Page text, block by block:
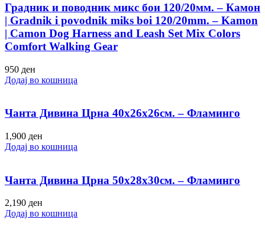
Градник и поводник микс бои 120/20мм. – Камон
| Gradnik i povodnik miks boi 120/20mm. – Kamon
| Camon Dog Harness and Leash Set Mix Colors
Comfort Walking Gear
950 ден
Додај во кошница
Чанта Дивина Црна 40х26х26см. – Фламинго
1,900 ден
Додај во кошница
Чанта Дивина Црна 50х28х30см. – Фламинго
2,190 ден
Додај во кошница